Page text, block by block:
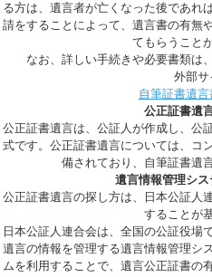
る方は、遺言者が亡くなった後であれ
請をすることによって、遺言書の有無
てもらうこと
なお、詳しい手続きや必要書類は
外部サ
自筆証書遺
公正証書遺
公正証書遺言は、公証人が作成し、公
式です。公正証書遺言については、コ
備されており、自筆証書遺
遺言情報管理シ
公正証書遺言の探し方は、日本公証人
することが
日本公証人連合会は、全国の公証役場
遺言の情報を管理する遺言情報管理シ
ムを利用することで、遺言公正証書の